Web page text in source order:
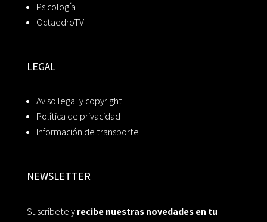
Psicología
OctaedroTV
LEGAL
Aviso legal y copyright
Política de privacidad
Información de transporte
NEWSLETTER
Suscríbete yrecibe nuestras novedades en tu